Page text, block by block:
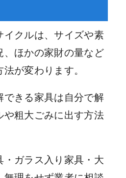
イクルは、サイズや素
、ほかの家財の量など
が変わります。
できる家具は自分で解
や粗大ごみに出す方法
・ガラス入り家具・大